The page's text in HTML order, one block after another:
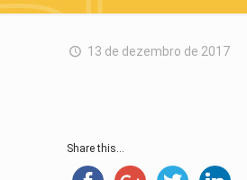
13 de dezembro de 2017
Share this...